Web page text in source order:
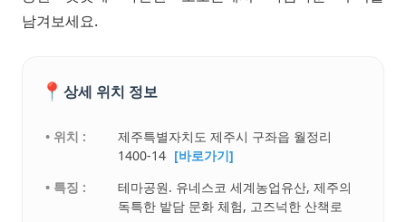
남겨보세요.
📍 상세 위치 정보
• 위치 :
제주특별자치도 제주시 구좌읍 월정리
1400-14 [바로가기]
• 특징 :
테마공원. 유네스코 세계농업유산, 제주의
독특한 밭담 문화 체험, 고즈넉한 산책로